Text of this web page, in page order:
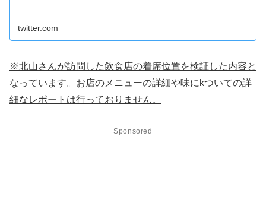
twitter.com
※北山さんが訪問した飲食店の着席位置を検証した内容と
なっています。お店のメニューの詳細や味にkついての詳
細なレポートは行っておりません。